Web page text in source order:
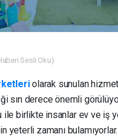
Sesli Oku)
olarak sunulan
sın derece önemli
ile birlikte insanlar ev ve iş
yeterli zamanı